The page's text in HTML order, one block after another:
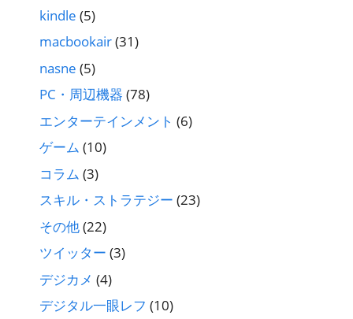
kindle (5)
macbookair(31)
nasne (5)
PC・周辺機器 (78)
エンターテインメント (6)
ゲーム (10)
コラム (3)
スキル・ストラテジー (23)
その他(22)
ツイッター (3)
デジカメ (4)
デジタル一眼レフ (10)